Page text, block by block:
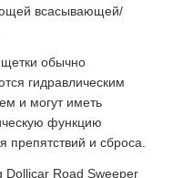
всасывающей/
обычно
гидравлическим
и могут иметь
функцию
препятствий и сброса.
Dollicar Road Sweeper